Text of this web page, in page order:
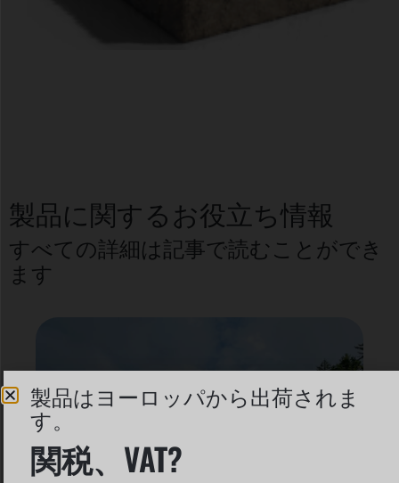
製品に関するお役立ち情報
すべての詳細は記事で読むことができ
ます
製品はヨーロッパから出荷されま
す。
関税、VAT?